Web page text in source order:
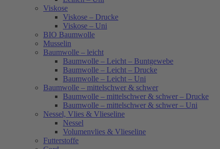
Viskose
Viskose – Drucke
Viskose – Uni
BIO Baumwolle
Musselin
Baumwolle – leicht
Baumwolle – Leicht – Buntgewebe
Baumwolle – Leicht – Drucke
Baumwolle – Leicht – Uni
Baumwolle – mittelschwer & schwer
Baumwolle – mittelschwer & schwer – Drucke
Baumwolle – mittelschwer & schwer – Uni
Nessel, Vlies & Vlieseline
Nessel
Volumenvlies & Vlieseline
Futterstoffe